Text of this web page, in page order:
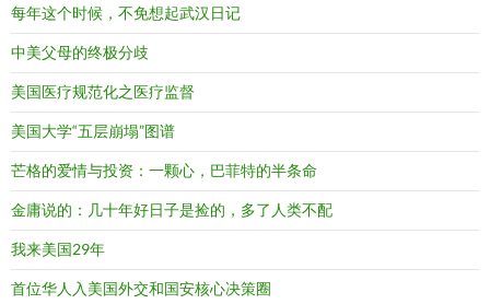
每年这个时候，不免想起武汉日记
中美父母的终极分歧
美国医疗规范化之医疗监督
美国大学“五层崩塌”图谱
芒格的爱情与投资：一颗心，巴菲特的半条命
金庸说的：几十年好日子是捡的，多了人类不配
我来美国29年
首位华人入美国外交和国安核心决策圈